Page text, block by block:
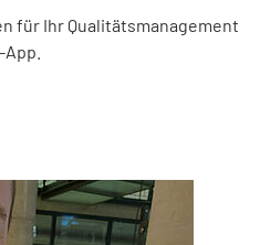
für Ihr Qualitätsmanagement